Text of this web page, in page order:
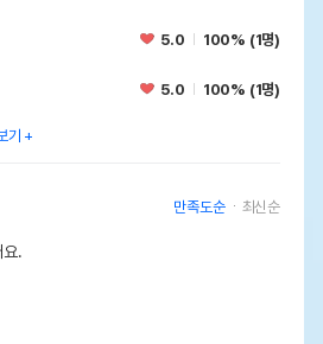
5.0 100% (1명)
5.0 100% (1명)
기
만족도순 최신순
요.